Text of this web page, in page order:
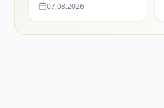
07.08.2026